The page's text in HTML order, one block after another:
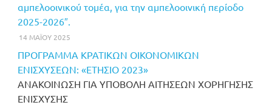
αμπελοοινικού τομέα, για την αμπελοοινική περίοδο
2025-2026″.
14 ΜΑΪΟΥ 2025
ΠΡΟΓΡΑΜΜΑ ΚΡΑΤΙΚΩΝ ΟΙΚΟΝΟΜΙΚΩΝ
ΕΝΙΣΧΥΣΕΩΝ: «ΕΤΗΣΙΟ 2023»
ΑΝΑΚΟΙΝΩΣΗ ΓΙΑ ΥΠΟΒΟΛΗ ΑΙΤΗΣΕΩΝ ΧΟΡΗΓΗΣΗΣ
ΕΝΙΣΧΥΣΗΣ